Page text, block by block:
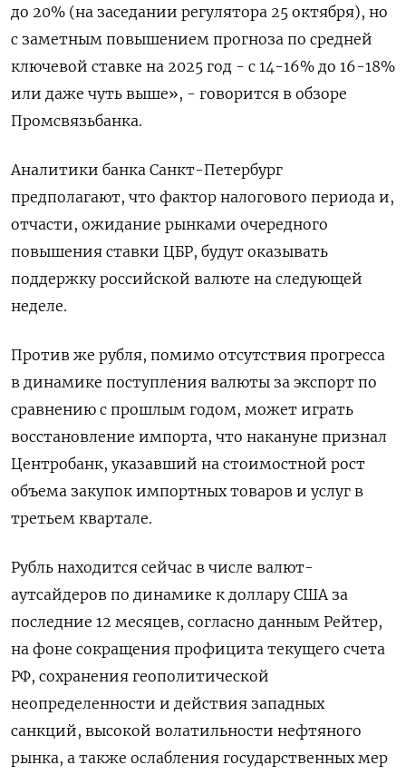
до 20% (на заседании регулятора 25 октября), но
с заметным повышением прогноза по средней
ключевой ставке на 2025 год - с 14-16% до 16-18%
или даже чуть выше», - говорится в обзоре
Промсвязьбанка.
Аналитики банка Санкт-Петербург
предполагают, что фактор налогового периода и,
отчасти, ожидание рынками очередного
повышения ставки ЦБР, будут оказывать
поддержку российской валюте на следующей
неделе.
Против же рубля, помимо отсутствия прогресса
в динамике поступления валюты за экспорт по
сравнению с прошлым годом, может играть
восстановление импорта, что накануне признал
Центробанк, указавший на стоимостной рост
объема закупок импортных товаров и услуг в
третьем квартале.
Рубль находится сейчас в числе валют-
аутсайдеров по динамике к доллару США за
последние 12 месяцев, согласно данным Рейтер,
на фоне сокращения профицита текущего счета
РФ, сохранения геополитической
неопределенности и действия западных
санкций, высокой волатильности нефтяного
рынка, а также ослабления государственных мер